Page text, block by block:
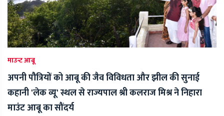
माउन्ट आबू
अपनी पौत्रियों को आबू की जैव विविधता और झील की सुनाई
कहानी 'लेक व्यू' स्थल से राज्यपाल श्री कलराज मिश्र ने निहारा
माउंट आबू का सौंदर्य